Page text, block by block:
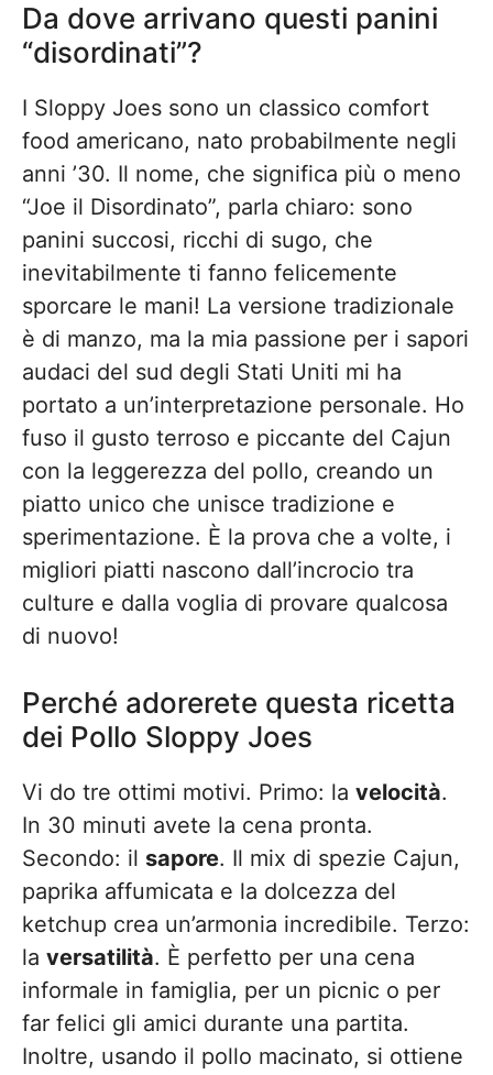
Da dove arrivano questi panini
“disordinati”?
I Sloppy Joes sono un classico comfort
food americano, nato probabilmente negli
anni ’30. Il nome, che significa più o meno
“Joe il Disordinato”, parla chiaro: sono
panini succosi, ricchi di sugo, che
inevitabilmente ti fanno felicemente
sporcare le mani! La versione tradizionale
è di manzo, ma la mia passione per i sapori
audaci del sud degli Stati Uniti mi ha
portato a un’interpretazione personale. Ho
fuso il gusto terroso e piccante del Cajun
con la leggerezza del pollo, creando un
piatto unico che unisce tradizione e
sperimentazione. È la prova che a volte, i
migliori piatti nascono dall’incrocio tra
culture e dalla voglia di provare qualcosa
di nuovo!
Perché adorerete questa ricetta
dei Pollo Sloppy Joes
Vi do tre ottimi motivi. Primo: la velocità.
In 30 minuti avete la cena pronta.
Secondo: il sapore. Il mix di spezie Cajun,
paprika affumicata e la dolcezza del
ketchup crea un’armonia incredibile. Terzo:
la versatilità. È perfetto per una cena
informale in famiglia, per un picnic o per
far felici gli amici durante una partita.
Inoltre, usando il pollo macinato, si ottiene